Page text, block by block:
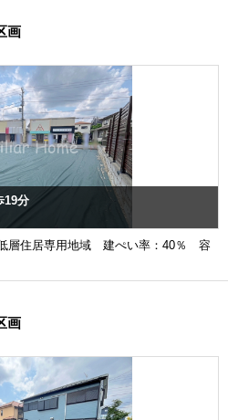
画
19分
層住居専用地域 建ぺい率：40％ 容
画